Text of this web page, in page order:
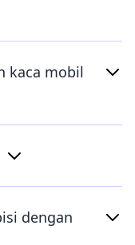
kaca mobil
dengan